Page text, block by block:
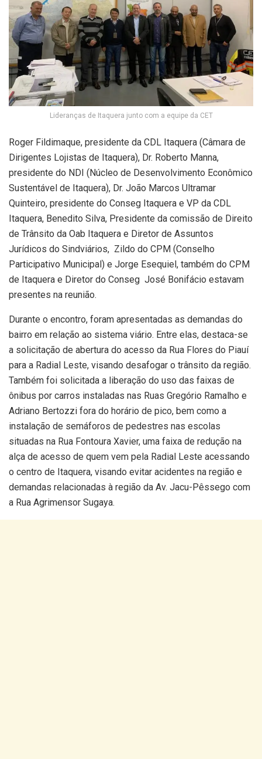
Lideranças de Itaquera junto com a equipe da CET
Roger Fildimaque, presidente da CDL Itaquera (Câmara de
Dirigentes Lojistas de Itaquera), Dr. Roberto Manna,
presidente do NDI (Núcleo de Desenvolvimento Econômico
Sustentável de Itaquera), Dr. João Marcos Ultramar
Quinteiro, presidente do Conseg Itaquera e VP da CDL
Itaquera, Benedito Silva, Presidente da comissão de Direito
de Trânsito da Oab Itaquera e Diretor de Assuntos
Jurídicos do Sindviários, Zildo do CPM (Conselho
Participativo Municipal) e Jorge Esequiel, também do CPM
de Itaquera e Diretor do Conseg José Bonifácio estavam
presentes na reunião.
Durante o encontro, foram apresentadas as demandas do
bairro em relação ao sistema viário. Entre elas, destaca-se
a solicitação de abertura do acesso da Rua Flores do Piauí
para a Radial Leste, visando desafogar o trânsito da região.
Também foi solicitada a liberação do uso das faixas de
ônibus por carros instaladas nas Ruas Gregório Ramalho e
Adriano Bertozzi fora do horário de pico, bem como a
instalação de semáforos de pedestres nas escolas
situadas na Rua Fontoura Xavier, uma faixa de redução na
alça de acesso de quem vem pela Radial Leste acessando
o centro de Itaquera, visando evitar acidentes na região e
demandas relacionadas à região da Av. Jacu-Pêssego com
a Rua Agrimensor Sugaya.